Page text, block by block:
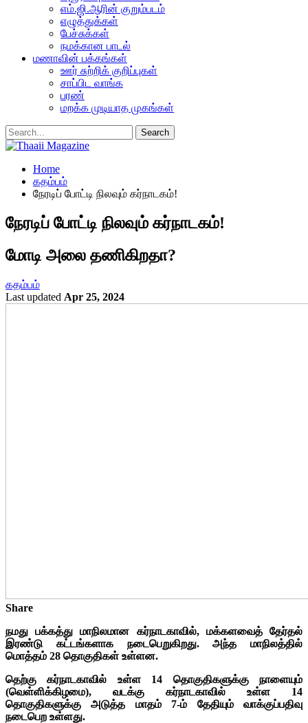
எம்.ஜி.ஆரின் குறும்படம்
எழுத்துக்கள்
பேச்சுக்கள்
நமக்கான பாடல்
மணாவின் பக்கங்கள்
ஊர் சுற்றிக் குறிப்புகள்
சாப்பிட வாங்க
பரண்
மறக்க முடியாத முகங்கள்
Home
கதம்பம்
நேரடிப் போட்டி நிலவும் கர்நாடகம்!
நேரடிப் போட்டி நிலவும் கர்நாடகம்!
மோடி அலை தணிகிறதா?
கதம்பம்
Last updated Apr 25, 2024
Share
நமது பக்கத்து மாநிலமான கர்நாடகாவில், மக்களவைத் தேர்தல்
இரண்டு கட்டங்களாக நடைபெறுகிறது.அந்த மாநிலத்தில்
மொத்தம் 28 தொகுதிகள் உள்ளன.
தெற்கு கர்நாடகாவில் உள்ள 14 தொகுதிகளுக்கு நாளையும்
(வெள்ளிக்கிழமை), வடக்கு கர்நாடகாவில் உள்ள 14
தொகுதிகளுக்கு அடுத்த மாதம் 7-ம் தேதியும் வாக்குப்பதிவு
நடைபெற உள்ளது.